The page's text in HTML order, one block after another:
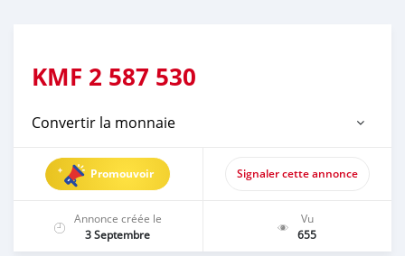
KMF 2 587 530
Convertir la monnaie
Promouvoir Signaler cette annonce
Annonce créée le
3 Septembre
Vu
655